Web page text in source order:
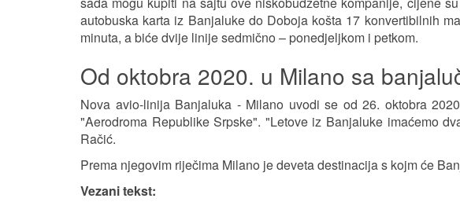
autobuska karta iz Banjaluke do Doboja košta 17 konvertibilnih
minuta, a biće dvije linije sedmično – ponedjeljkom i petkom.
Od oktobra 2020. u Milano sa
Nova avio-linija Banjaluka - Milano uvodi se od 26. oktobra
"Aerodroma Republike Srpske". "Letove iz Banjaluke imaćemo
Račić.
Prema njegovim riječima Milano je deveta destinacija s kojm će
Vezani tekst: